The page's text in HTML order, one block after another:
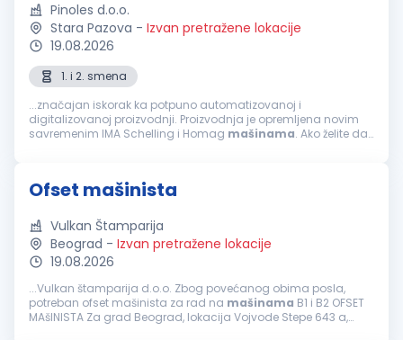
Pinoles d.o.o.
Stara Pazova - Izvan pretražene lokacije
19.08.2026
1. i 2. smena
...značajan iskorak ka potpuno automatizovanoj i
digitalizovanoj proizvodnji. Proizvodnja je opremljena novim
savremenim IMA Schelling i Homag mašinama. Ako želite da
Ofset mašinista
Vulkan Štamparija
Beograd - Izvan pretražene lokacije
19.08.2026
...Vulkan štamparija d.o.o. Zbog povećanog obima posla,
potreban ofset mašinista za rad na mašinama B1 i B2 OFSET
MAšINISTA Za grad Beograd, lokacija Vojvode Stepe 643 a,